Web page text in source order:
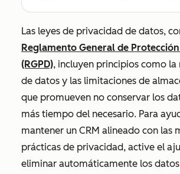
Las leyes de privacidad de datos,
Reglamento General de
(RGPD), incluyen principios como
de datos y las limitaciones de
que promueven no conservar los
más tiempo del necesario. Para
mantener un CRM alineado con las
prácticas de privacidad, active el
eliminar automáticamente los